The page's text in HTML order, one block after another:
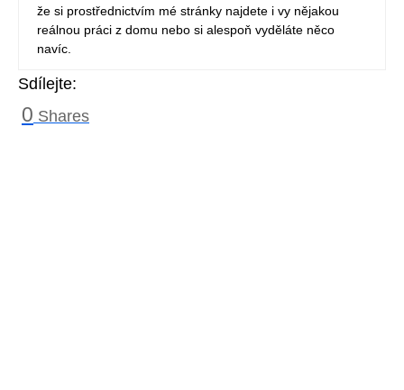
že si prostřednictvím mé stránky najdete i vy nějakou
reálnou práci z domu nebo si alespoň vyděláte něco
navíc.
Sdílejte:
0 Shares